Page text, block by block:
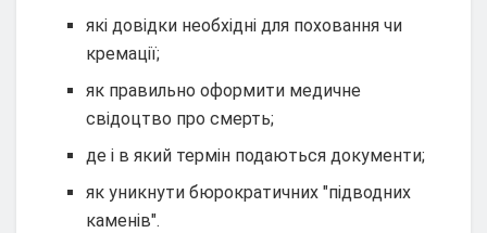
які довідки необхідні для поховання чи
кремації;
як правильно оформити медичне
свідоцтво про смерть;
де і в який термін подаються документи;
як уникнути бюрократичних "підводних
каменів".